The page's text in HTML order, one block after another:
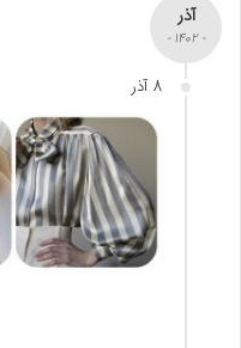
آذر
- 1402 -
8 آذر